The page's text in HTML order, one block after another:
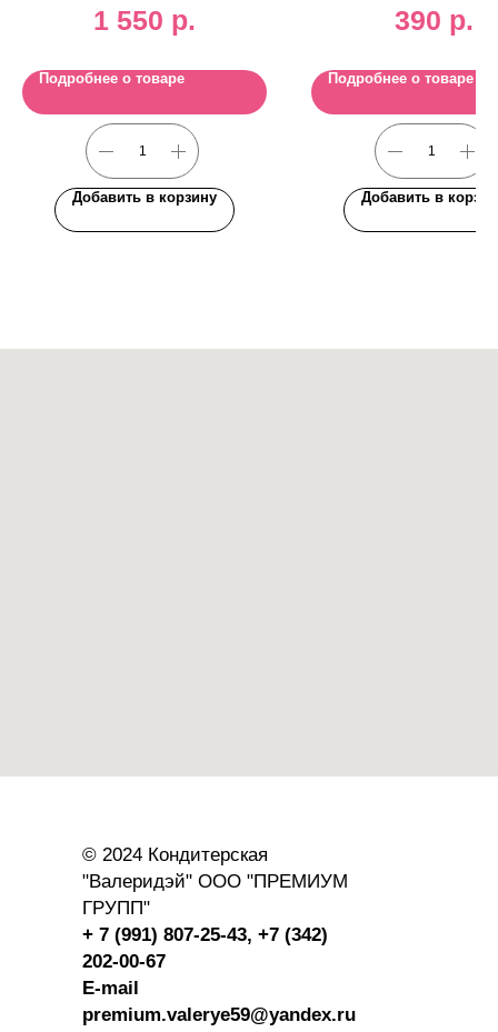
1 550 р.
Подробнее о товаре
Добавить в корзину
390 р.
Подробнее о товаре
Добавить в
© 2024 Кондитерская
"Валеридэй" ООО "ПРЕМИУМ
ГРУПП"
+ 7 (991) 807-25-43, +7 (342)
202-00-67
E-mail
premium.valerye59@yandex.ru